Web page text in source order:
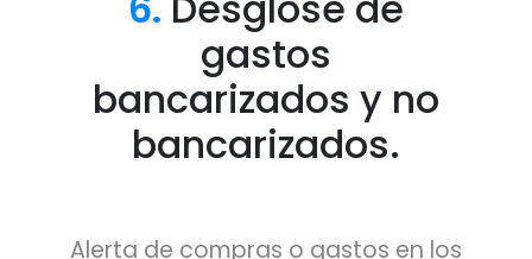
gastos
bancarizados y no
bancarizados.
Alerta de compras o gastos en los